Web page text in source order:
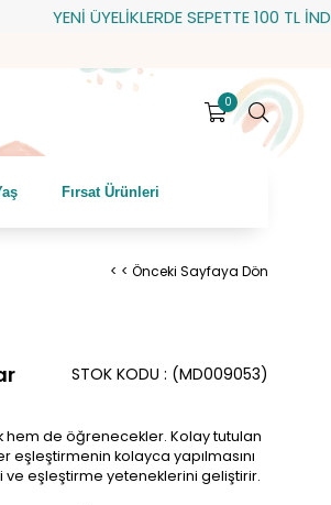
YENİ ÜYELİKLERDE SEPETTE 100 TL
0
Fırsat Ürünleri
< < Önceki Sayfaya Dön
(MD009053)
STOK KODU
de öğrenecekler. Kolay tutulan
eşleştirmenin kolayca yapılmasını
eşleştirme yeteneklerini geliştirir.